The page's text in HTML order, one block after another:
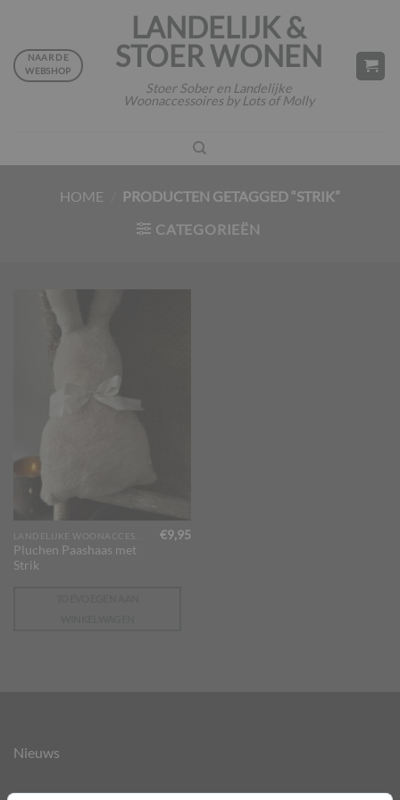
inhoud
LANDELIJK &
STOER WONEN
Stoer Sober en Landelijke
Woonaccessoires by Lots of Molly
NAAR DE
WEBSHOP
HOME
PRODUCTEN GETAGGED “STRIK”
CATEGORIEËN
Pluchen Paashaas met
Strik
€9,95
Nieuws